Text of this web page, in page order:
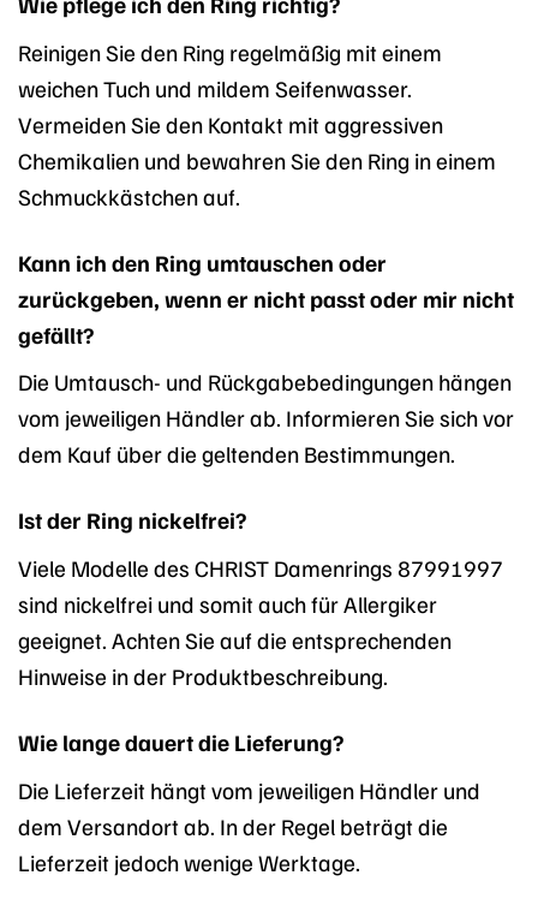
Reinigen Sie den Ring regelmäßig mit einem
weichen Tuch und mildem Seifenwasser.
Vermeiden Sie den Kontakt mit aggressiven
Chemikalien und bewahren Sie den Ring in einem
Schmuckkästchen auf.
Kann ich den Ring umtauschen oder
zurückgeben, wenn er nicht passt oder mir nicht
gefällt?
Die Umtausch- und Rückgabebedingungen hängen
vom jeweiligen Händler ab. Informieren Sie sich vor
dem Kauf über die geltenden Bestimmungen.
Ist der Ring nickelfrei?
Viele Modelle des CHRIST Damenrings 87991997
sind nickelfrei und somit auch für Allergiker
geeignet. Achten Sie auf die entsprechenden
Hinweise in der Produktbeschreibung.
Wie lange dauert die Lieferung?
Die Lieferzeit hängt vom jeweiligen Händler und
dem Versandort ab. In der Regel beträgt die
Lieferzeit jedoch wenige Werktage.